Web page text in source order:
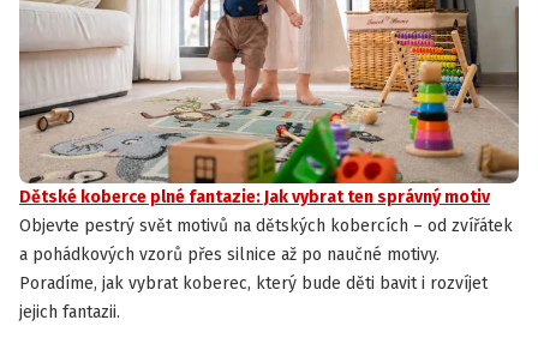
Dětské koberce plné fantazie: Jak vybrat ten správný motiv
Objevte pestrý svět motivů na dětských kobercích – od zvířátek
a pohádkových vzorů přes silnice až po naučné motivy.
Poradíme, jak vybrat koberec, který bude děti bavit i rozvíjet
jejich fantazii.